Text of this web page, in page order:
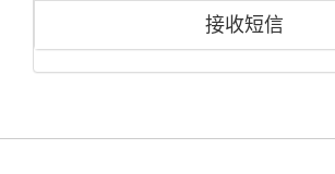
接收短信